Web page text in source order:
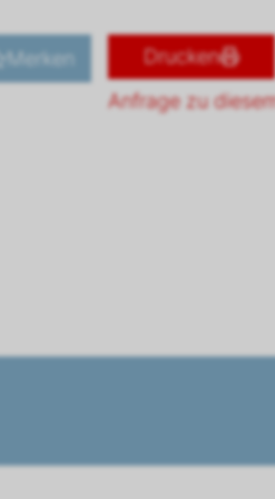
Merken
Drucken
Anfrage zu